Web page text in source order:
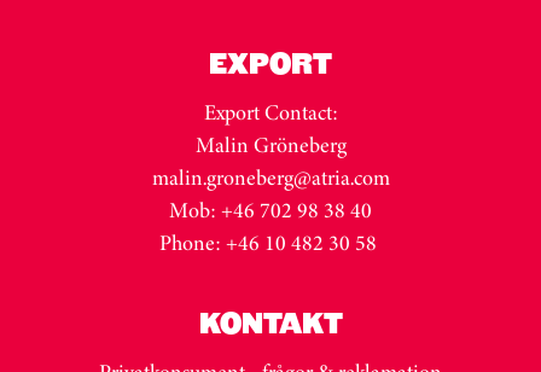
EXPORT
Export Contact:
Malin Gröneberg
malin.groneberg@atria.com
Mob: +46 702 98 38 40
Phone: +46 10 482 30 58
KONTAKT